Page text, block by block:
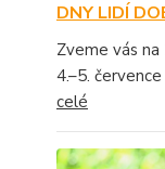
DNY LIDÍ
Zveme vás
4.–5.
celé